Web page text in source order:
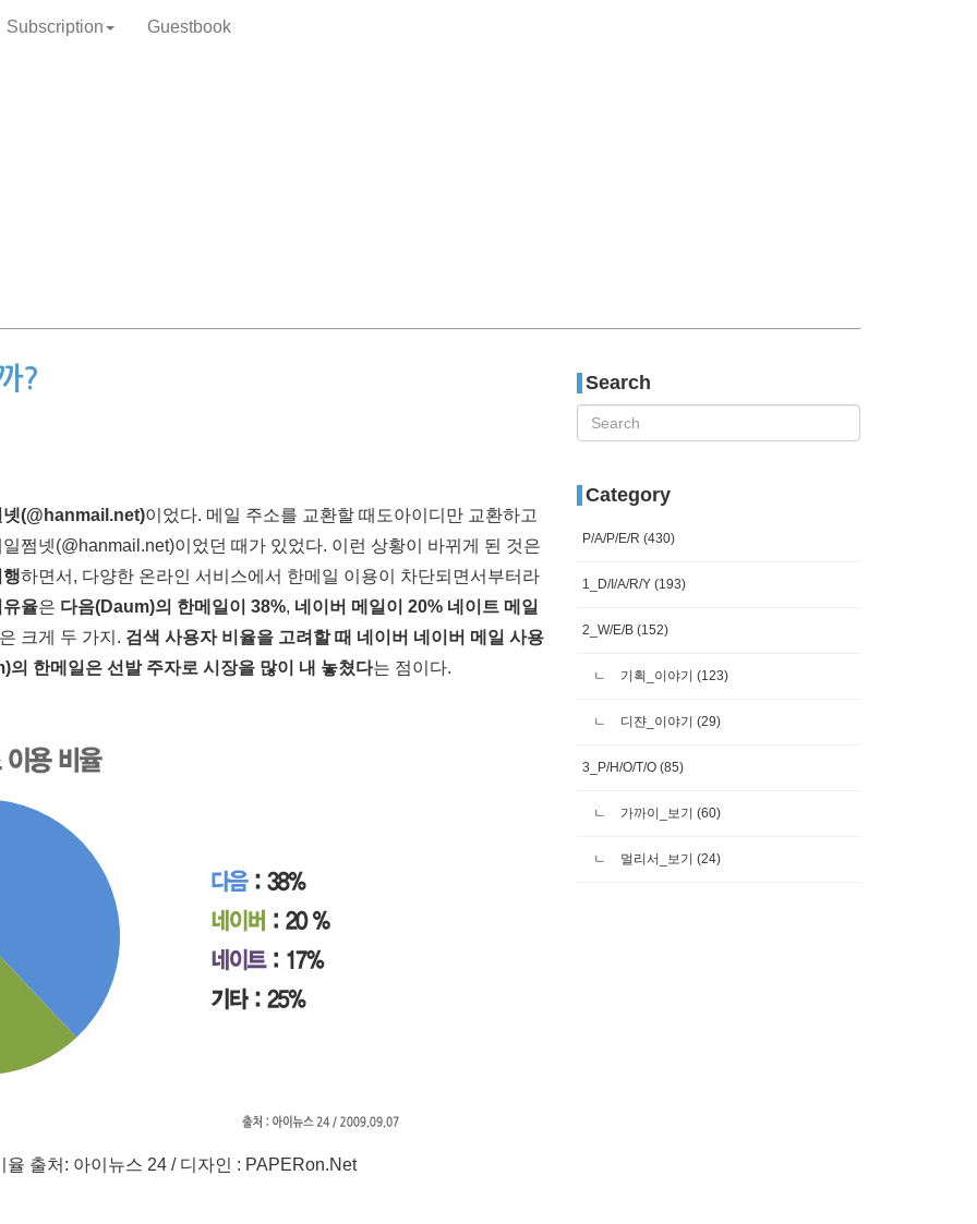
Subscription Guestbook
?
넷(@hanmail.net)이었다. 메일 주소를 교환할 때도아이디만 교환하고
쩜넷(@hanmail.net)이었던 때가 있었다. 이런 상황이 바뀌게 된 것은
하면서, 다양한 온라인 서비스에서 한메일 이용이 차단되면서부터라
유율은 다음(Daum)의 한메일이 38%, 네이버 메일이 20% 네이트 메일
크게 두 가지. 검색 사용자 비율을 고려할 때 네이버 네이버 메일 사용
의 한메일은 선발 주자로 시장을 많이 내 놓쳤다는 점이다.
율 출처: 아이뉴스 24 / 디자인 : PAPERon.Net
Search
Category
P/A/P/E/R (430)
1_D/I/A/R/Y (193)
2_W/E/B (152)
기획_이야기 (123)
디쟌_이야기 (29)
3_P/H/O/T/O (85)
가까이_보기 (60)
멀리서_보기 (24)